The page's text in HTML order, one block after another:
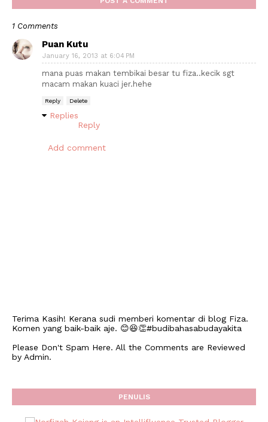
1 Comments
Puan Kutu
January 16, 2013 at 6:04 PM
mana puas makan tembikai besar tu fiza..kecik sgt
macam makan kuaci jer.hehe
Reply Delete
Replies
Reply
Add comment
Terima Kasih! Kerana sudi memberi komentar di blog Fiza.
Komen yang baik-baik aje. 😊😆👏#budibahasabudayakita
Please Don't Spam Here. All the Comments are Reviewed
by Admin.
PENULIS